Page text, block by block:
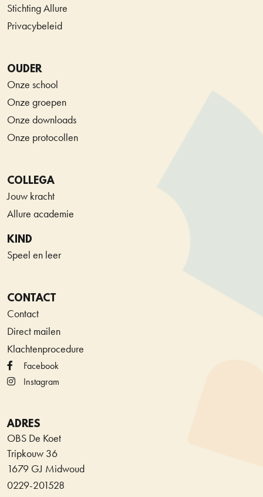
Stichting Allure
Privacybeleid
OUDER
Onze school
Onze groepen
Onze downloads
Onze protocollen
COLLEGA
Jouw kracht
Allure academie
KIND
Speel en leer
CONTACT
Contact
Direct mailen
Klachtenprocedure
Facebook
Instagram
ADRES
OBS De Koet
Tripkouw 36
1679 GJ Midwoud
0229-201528